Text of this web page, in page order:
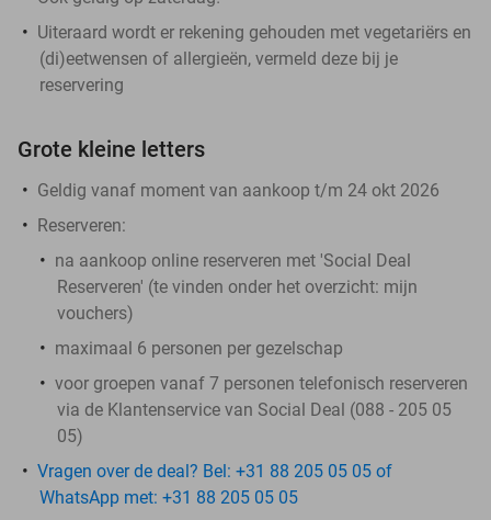
Uiteraard wordt er rekening gehouden met vegetariërs en
(di)eetwensen of allergieën, vermeld deze bij je
reservering
Grote kleine letters
Geldig vanaf moment van aankoop t/m 24 okt 2026
Reserveren:
na aankoop online reserveren met 'Social Deal
Reserveren' (te vinden onder het overzicht: mijn
vouchers)
maximaal 6 personen per gezelschap
voor groepen vanaf 7 personen telefonisch reserveren
via de Klantenservice van Social Deal (088 - 205 05
05)
Vragen over de deal? Bel: +31 88 205 05 05 of
WhatsApp met: +31 88 205 05 05